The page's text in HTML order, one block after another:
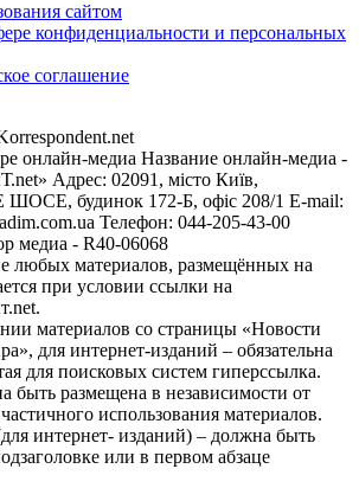
сайтом
конфиденциальности и персональных
соглашение
онлайн-медиа Название онлайн-медиа -
Адрес: 02091, місто Київ,
будинок 172-Б, офіс 208/1 E-mail:
Телефон: 044-205-43-00
медиа - R40-06068
любых материалов, размещённых на
при условии ссылки на
материалов со страницы «Новости
для интернет-изданий – обязательна
для поисковых систем гиперссылка.
быть размещена в независимости от
использования материалов.
интернет- изданий) – должна быть
или в первом абзаце